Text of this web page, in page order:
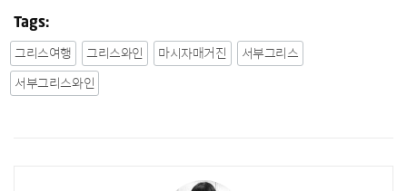
Tags:
그리스여행 그리스와인 마시자매거진
서부그리스
서부그리스와인